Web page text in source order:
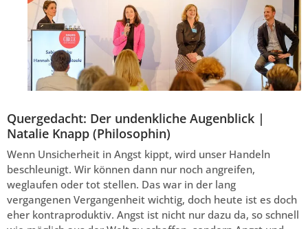
Quergedacht: Der undenkliche Augenblick |
Natalie Knapp (Philosophin)
Wenn Unsicherheit in Angst kippt, wird unser Handeln
beschleunigt. Wir können dann nur noch angreifen,
weglaufen oder tot stellen. Das war in der lang
vergangenen Vergangenheit wichtig, doch heute ist es doch
eher kontraproduktiv. Angst ist nicht nur dazu da, so schnell